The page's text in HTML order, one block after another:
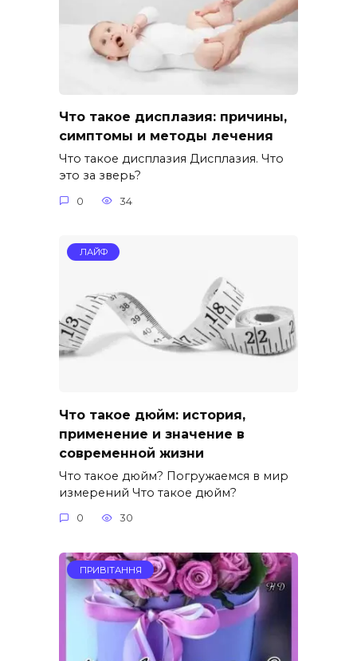
Что такое дисплазия: причины,
симптомы и методы лечения
Что такое дисплазия Дисплазия. Что
это за зверь?
0 34
ЛАЙФ
Что такое дюйм: история,
применение и значение в
современной жизни
Что такое дюйм? Погружаемся в мир
измерений Что такое дюйм?
0 30
ПРИВІТАННЯ